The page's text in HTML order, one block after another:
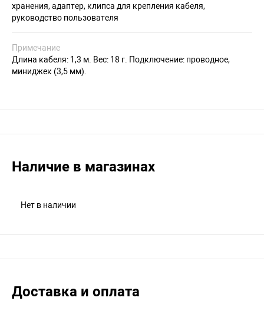
хранения, адаптер, клипса для крепления кабеля,
руководство пользователя
Примечание
Длина кабеля: 1,3 м. Вес: 18 г. Подключение: проводное,
миниджек (3,5 мм).
Наличие в магазинах
Нет в наличии
Доставка и оплата